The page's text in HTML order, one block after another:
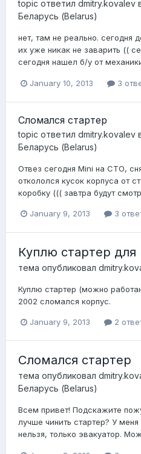
topic ответил dmitry.kovalev
Беларусь (Belarus)
нет, там не реально. сегодня
их уже никак не заварить ((
сегодня нашел б/у от
January 10, 2013 3
Сломался стартер
topic ответил dmitry.kovalev
Беларусь (Belarus)
Отвез сегодня Mini на СТО,
откололся кусок корпуса от
коробку ((( завтра будут
January 9, 2013 3
Куплю стартер для
тема опубликовал
Куплю стартер (можно
2002 сломался корпус.
January 9, 2013 2
Сломался стартер
тема опубликовал
Беларусь (Belarus)
Всем привет! Подскажите
лучше чинить стартер? У меня
нельзя, только эвакуатор.